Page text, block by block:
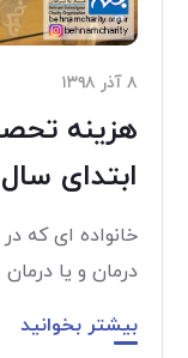
۸ آذر ۱۳۹۸
هزینه
ابتدای سال
خانواده ای که
درمان و یا
بیشتر بخوانید